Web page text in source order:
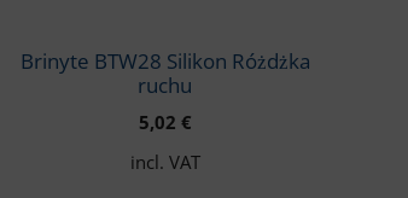
Brinyte BTW28 Silikon Różdżka
ruchu
5,02 €
incl. VAT